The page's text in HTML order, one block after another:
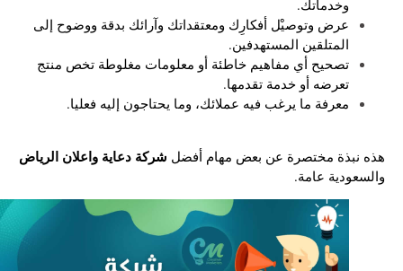
وخدماتك.
عرض وتوصيْل أفكارِك ومعتقداتك وآرائك بدقة ووضوح إلى
المتلقين المستهدفين.
تصحيح أي مفاهيم خاطئة أو معلومات مغلوطة تخص منتج
تعرضه أو خدمة تقدمها.
معرفة ما يرغب فيه عملائك، وما يحتاجون إليه فعليا.
هذه نبذة مختصرة عن بعض مهام أفضلشركة دعاية واعلان الرياض
والسعودية عامة.